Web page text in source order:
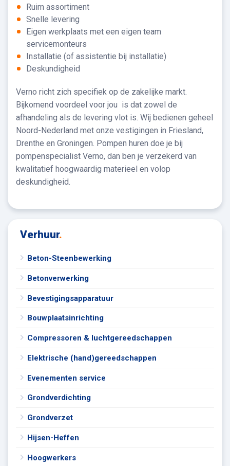
Ruim assortiment
Snelle levering
Eigen werkplaats met een eigen team
servicemonteurs
Installatie (of assistentie bij installatie)
Deskundigheid
Verno richt zich specifiek op de zakelijke markt.
Bijkomend voordeel voor jou is dat zowel de
afhandeling als de levering vlot is. Wij bedienen geheel
Noord-Nederland met onze vestigingen in Friesland,
Drenthe en Groningen. Pompen huren doe je bij
pompenspecialist Verno, dan ben je verzekerd van
kwalitatief hoogwaardig materieel en volop
deskundigheid.
Verhuur.
Beton-Steenbewerking
Betonverwerking
Bevestigingsapparatuur
Bouwplaatsinrichting
Compressoren & luchtgereedschappen
Elektrische (hand)gereedschappen
Evenementen service
Grondverdichting
Grondverzet
Hijsen-Heffen
Hoogwerkers